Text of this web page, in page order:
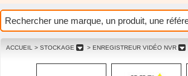
ACCUEIL > STOCKAGE > ENREGISTREUR VIDÉO NVR